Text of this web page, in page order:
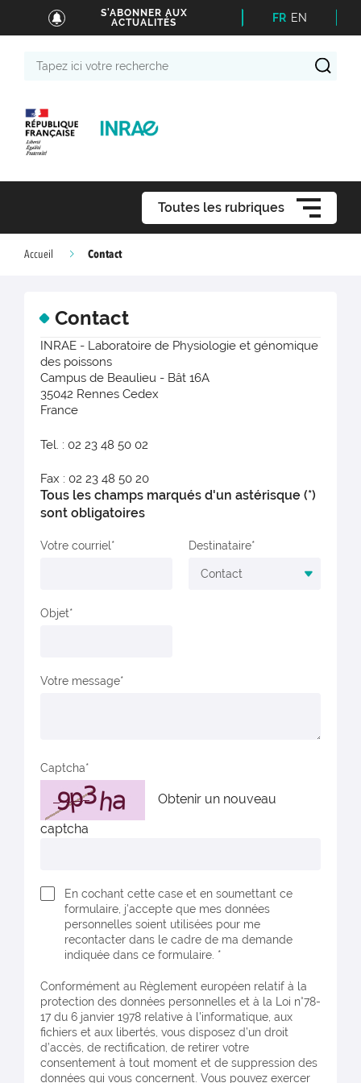
S'ABONNER AUX
ACTUALITÉS
FR EN
Toutes les rubriques
Accueil Contact
Contact
INRAE - Laboratoire de Physiologie et génomique
des poissons
Campus de Beaulieu - Bât 16A
35042 Rennes Cedex
France
Tel. : 02 23 48 50 02
Fax : 02 23 48 50 20
Tous les champs marqués d'un astérisque (*)
sont obligatoires
Votre courriel Destinataire
Objet
Votre message
Captcha
Obtenir un nouveau
captcha
En cochant cette case et en soumettant ce
formulaire, j'accepte que mes données
personnelles soient utilisées pour me
recontacter dans le cadre de ma demande
indiquée dans ce formulaire. *
Conformément au Règlement européen relatif à la
protection des données personnelles et à la Loi n°78-
17 du 6 janvier 1978 relative à l'informatique, aux
fichiers et aux libertés, vous disposez d’un droit
d’accès, de rectification, de retirer votre
consentement à tout moment et de suppression des
données qui vous concernent. Vous pouvez exercer